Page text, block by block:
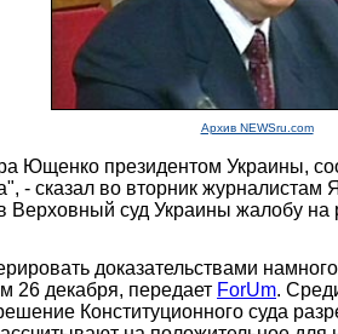
Архив NEWSru.com
Ющенко президентом
- сказал во вторник журналистам
Верховный суд Украины
доказательствами
26 декабря, передает ForUm.
Конституционного суда